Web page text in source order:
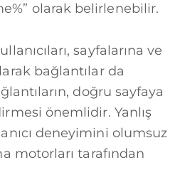
olarak belirlenebilir.
sayfalarına ve
bağlantılar da
doğru sayfaya
önemlidir. Yanlış
deneyimini olumsuz
motorları tarafından